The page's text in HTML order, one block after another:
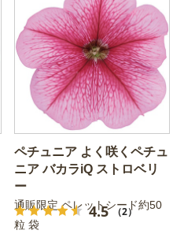
ペチュニア よく咲くペチュ
ニア バカラiQ ストロベリ
ー
4.5 （2）
通販限定 ペレットシード約50
粒 袋